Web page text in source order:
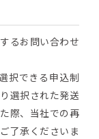
るお問い合わせ
択できる申込制
選択された発送
際、当社での再
了承くださいま